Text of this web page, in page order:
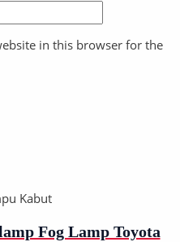
in this browser for the
Kabut
Fog Lamp Toyota